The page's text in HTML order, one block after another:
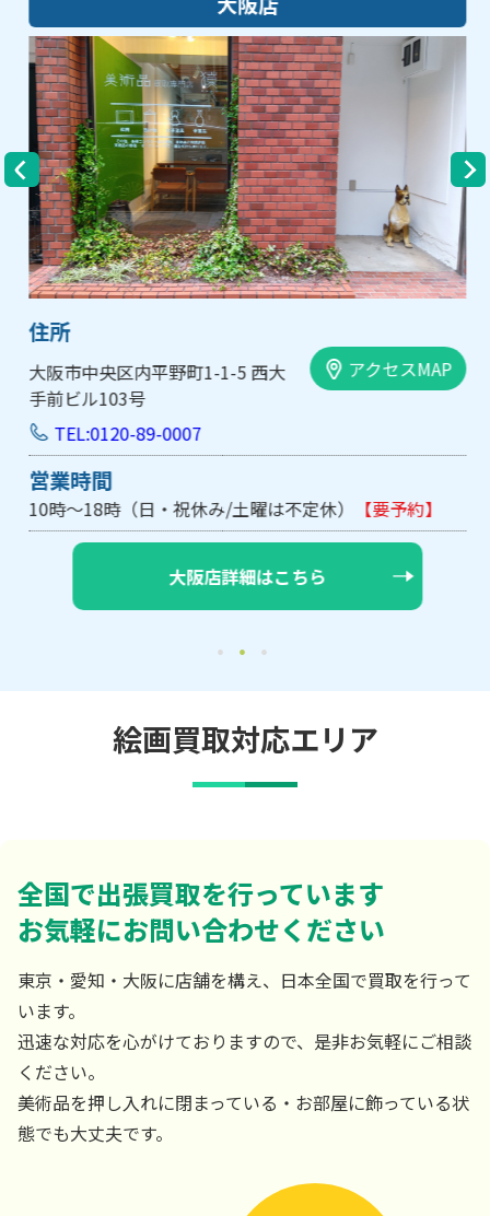
住所
大阪市中央区内平野町1-1-5 西大
手前ビル103号
アクセスMAP
TEL:0120-89-0007
営業時間
10時～18時（日・祝休み/土曜は不定休） 【要予約】
大阪店詳細はこちら
絵画買取対応エリア
全国で出張買取を行っています
お気軽にお問い合わせください
東京・愛知・大阪に店舗を構え、日本全国で買取を行って
います。
迅速な対応を心がけておりますので、是非お気軽にご相談
ください。
美術品を押し入れに閉まっている・お部屋に飾っている状
態でも大丈夫です。